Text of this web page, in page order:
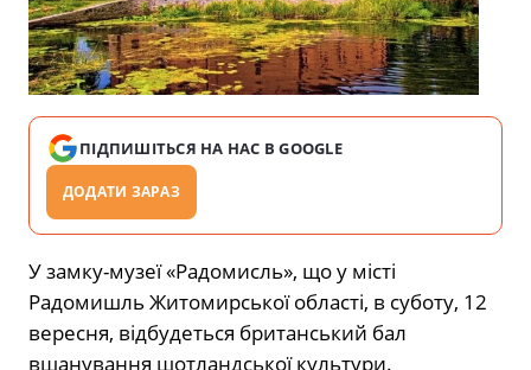
ПІДПИШІТЬСЯ НА НАС В GOOGLE
ДОДАТИ ЗАРАЗ
У замку-музеї «Радомисль», що у місті
Радомишль Житомирської області, в суботу, 12
вересня, відбудеться британський бал
вшанування шотландської культури.